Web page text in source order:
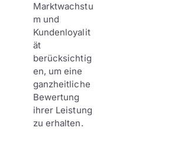
Marktwachstu
m und
Kundenloyalit
ät
berücksichtig
en, um eine
ganzheitliche
Bewertung
ihrer Leistung
zu erhalten.